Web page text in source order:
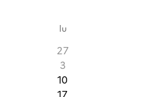
lundi
lu
27
3
10
17